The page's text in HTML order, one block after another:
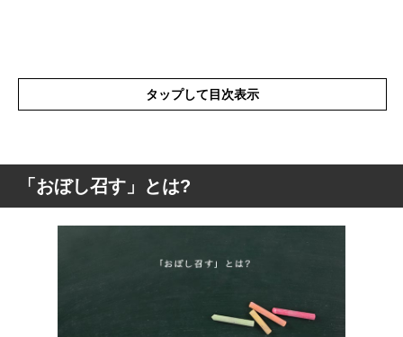
タップして目次表示
「おぼし召す」とは?
「おぼし召す」の類語や類義語
「おぼし召す」とは?